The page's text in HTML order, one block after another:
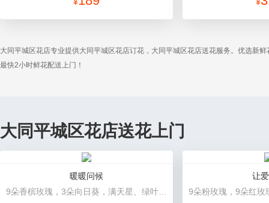
大同平城区花店专业提供大同平城区花店订花，大同平城区花店送花服务。优选新
最快2小时鲜花配送上门！
大同平城区花店送花上门
暖暖问候
让